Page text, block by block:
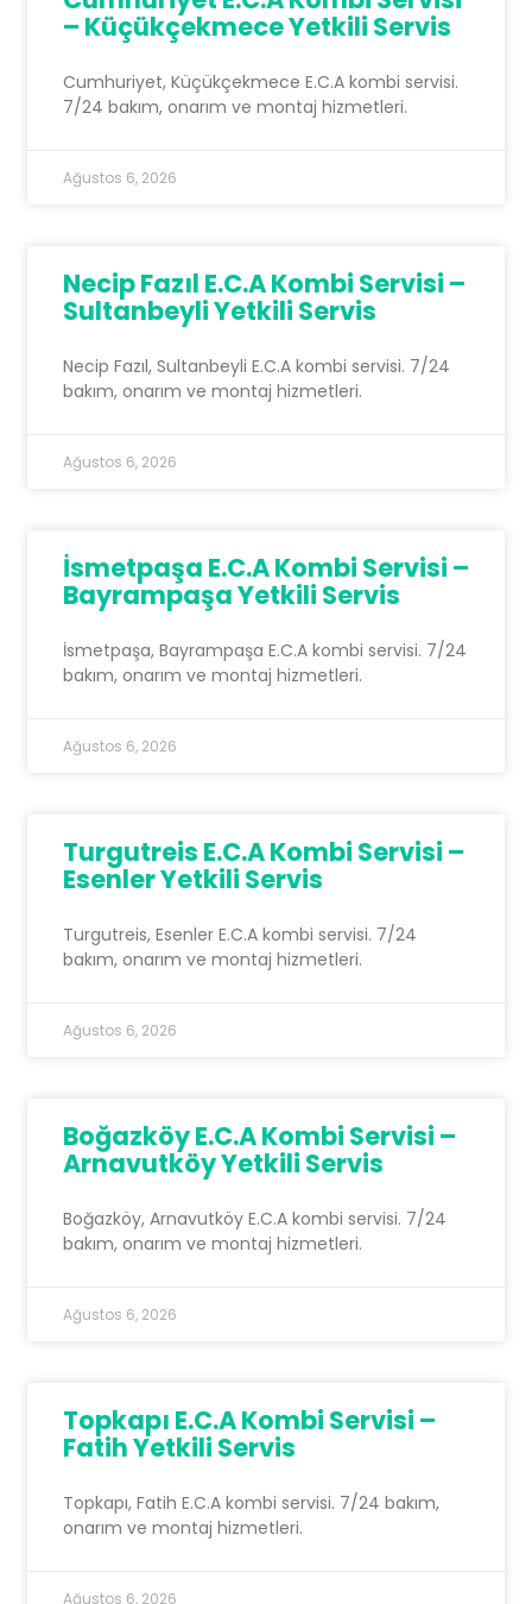
– Küçükçekmece Yetkili Servis
Cumhuriyet, Küçükçekmece E.C.A kombi servisi.
7/24 bakım, onarım ve montaj hizmetleri.
Ağustos 6, 2026
Necip Fazıl E.C.A Kombi Servisi –
Sultanbeyli Yetkili Servis
Necip Fazıl, Sultanbeyli E.C.A kombi servisi. 7/24
bakım, onarım ve montaj hizmetleri.
Ağustos 6, 2026
İsmetpaşa E.C.A Kombi Servisi –
Bayrampaşa Yetkili Servis
İsmetpaşa, Bayrampaşa E.C.A kombi servisi. 7/24
bakım, onarım ve montaj hizmetleri.
Ağustos 6, 2026
Turgutreis E.C.A Kombi Servisi –
Esenler Yetkili Servis
Turgutreis, Esenler E.C.A kombi servisi. 7/24
bakım, onarım ve montaj hizmetleri.
Ağustos 6, 2026
Boğazköy E.C.A Kombi Servisi –
Arnavutköy Yetkili Servis
Boğazköy, Arnavutköy E.C.A kombi servisi. 7/24
bakım, onarım ve montaj hizmetleri.
Ağustos 6, 2026
Topkapı E.C.A Kombi Servisi –
Fatih Yetkili Servis
Topkapı, Fatih E.C.A kombi servisi. 7/24 bakım,
onarım ve montaj hizmetleri.
Ağustos 6, 2026